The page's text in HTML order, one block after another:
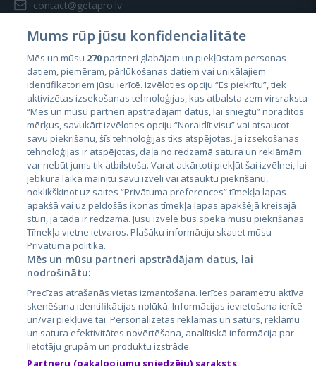
contact@getapro.lv
Valstis
Igaunija
Latvija
Lietuva
City24.lv
City24.ee
GetaPro.lv
GetaPro.ee
Skelbiu.lt
CVbankas.lt
Kainos.lt
Paslaugos.lt
auto24.ee
Mums rūp jūsu konfidencialitāte
Mēs un mūsu 270partneri glabājam un piekļūstam personas
datiem, piemēram, pārlūkošanas datiem vai unikālajiem
identifikatoriem jūsu ierīcē. Izvēloties opciju “Es piekrītu”, tiek
aktivizētas izsekošanas tehnoloģijas, kas atbalsta zem virsraksta
“Mēs un mūsu partneri apstrādājam datus, lai sniegtu” norādītos
mērķus, savukārt izvēloties opciju “Noraidīt visu” vai atsaucot
savu piekrišanu, šīs tehnoloģijas tiks atspējotas. Ja izsekošanas
tehnoloģijas ir atspējotas, daļa no redzamā satura un reklāmām
var nebūt jums tik atbilstoša. Varat atkārtoti piekļūt šai izvēlnei, lai
jebkurā laikā mainītu savu izvēli vai atsauktu piekrišanu,
noklikšķinot uz saites “Privātuma preferences” tīmekļa lapas
apakšā vai uz peldošās ikonas tīmekļa lapas apakšējā kreisajā
stūrī, ja tāda ir redzama. Jūsu izvēle būs spēkā mūsu piekrišanas
Tīmekļa vietne ietvaros. Plašāku informāciju skatiet mūsu
Privātuma politikā.
Mēs un mūsu partneri apstrādājam datus, lai
nodrošinātu:
Precīzas atrašanās vietas izmantošana. Ierīces parametru aktīva
skenēšana identifikācijas nolūkā. Informācijas ievietošana ierīcē
un/vai piekļuve tai. Personalizētas reklāmas un saturs, reklāmu
un satura efektivitātes novērtēšana, analītiskā informācija par
lietotāju grupām un produktu izstrāde.
Partneru (pakalpojumu sniedzēju) saraksts